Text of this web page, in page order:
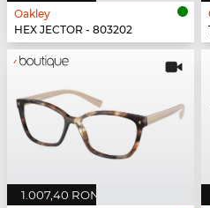
Oakley
HEX JECTOR - 803202
1.007,40 RON